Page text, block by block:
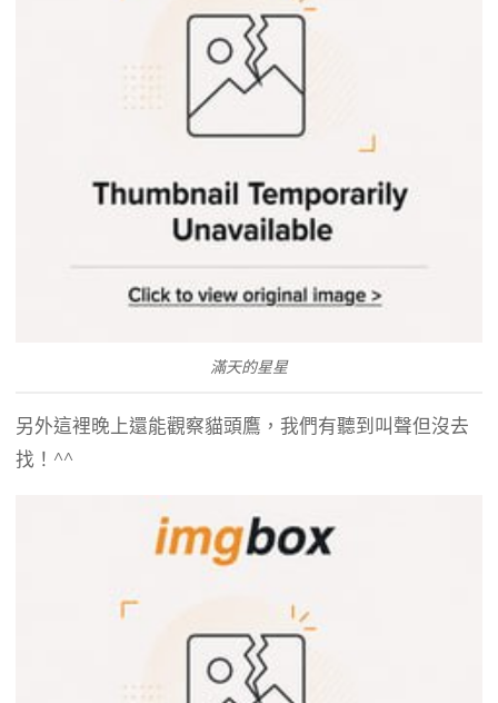
滿天的星星
另外這裡晚上還能觀察貓頭鷹，我們有聽到叫聲但沒去
找！^^